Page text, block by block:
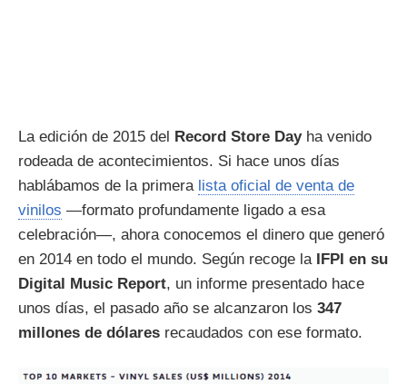
La edición de 2015 del Record Store Dayha venido
rodeada de acontecimientos. Si hace unos días
hablábamos de la primera lista oficial de venta de
vinilos —formato profundamente ligado a esa
celebración—, ahora conocemos el dinero que generó
en 2014 en todo el mundo. Según recoge la IFPI en su
Digital Music Report, un informe presentado hace
unos días, el pasado año se alcanzaron los 347
millones de dólares recaudados con ese formato.